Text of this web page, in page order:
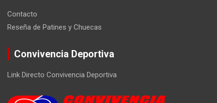
Contacto
Reseña de Patines y Chuecas
Convivencia Deportiva
Link Directo Convivencia Deportiva